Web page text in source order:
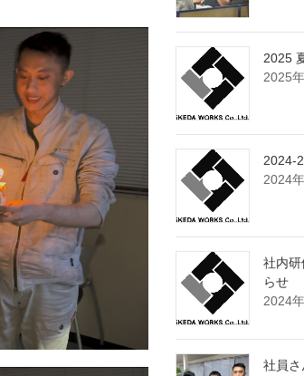
2025
2025
2024-
2024
社内
らせ
2024
社員さ